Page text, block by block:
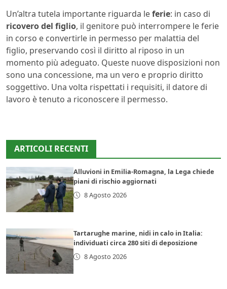
Un’altra tutela importante riguarda leferie: in caso di
ricovero del figlio, il genitore può interrompere le ferie
in corso e convertirle in permesso per malattia del
figlio, preservando così il diritto al riposo in un
momento più adeguato. Queste nuove disposizioni non
sono una concessione, ma un vero e proprio diritto
soggettivo. Una volta rispettati i requisiti, il datore di
lavoro è tenuto a riconoscere il permesso.
ARTICOLI RECENTI
Alluvioni in Emilia-Romagna, la Lega chiede
piani di rischio aggiornati
8 Agosto 2026
Tartarughe marine, nidi in calo in Italia:
individuati circa 280 siti di deposizione
8 Agosto 2026